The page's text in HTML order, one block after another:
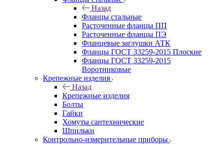
Назад
Фланцы стальные
Расточенные фланцы ПП
Расточенные фланцы ПЭ
Фланцевые заглушки АТК
Фланцы ГОСТ 33259-2015 Плоские
Фланцы ГОСТ 33259-2015
Воротниковые
Крепежные изделия
Назад
Крепежные изделия
Болты
Гайки
Хомуты сантехнические
Шпильки
Контрольно-измерительные приборы